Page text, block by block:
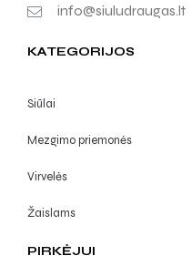
info@siuludraugas.lt
KATEGORIJOS
Siūlai
Mezgimo priemonės
Virvelės
Žaislams
PIRKĖJUI